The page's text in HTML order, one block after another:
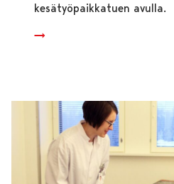
kesätyöpaikkatuen avulla.